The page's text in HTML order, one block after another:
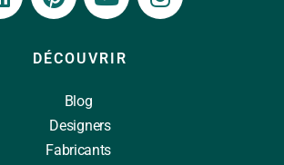
DÉCOUVRIR
Blog
Designers
Fabricants